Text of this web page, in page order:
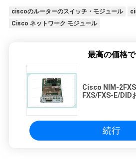
ciscoのルーターのスイッチ・モジュール
Cisco ネットワーク モジュール
最高の価格で
Cisco NIM-
FXS/FXS-E/DID
続行